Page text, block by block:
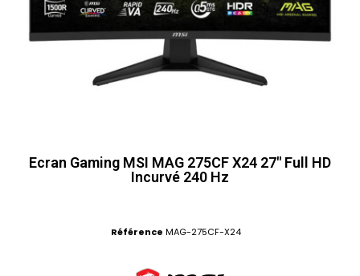
Ecran Gaming MSI MAG 275CF X24 27" Full HD
Incurvé 240 Hz
Référence MAG-275CF-X24